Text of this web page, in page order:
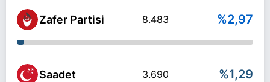
Zafer Partisi 8.483 %2,97
Saadet 3.690 %1,29